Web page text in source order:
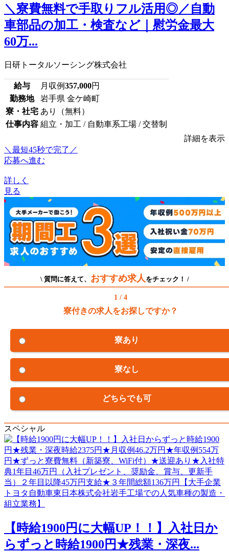
＼寮費無料で手取りフル活用◎／自動
車部品の加工・検査など｜慰労金最大
60万...
日研トータルソーシング株式会社
給与 月収例357,000円
勤務地
岩手県 金ケ崎町
寮・社宅 あり（無料）
仕事内容 組立・加工 / 自動車系工場 / 交替制
詳細を表示
＼最短45秒で完了／
応募へ進む
詳しく
見る
\ 質問に答えて、 おすすめ求人 をチェック！ /
1 / 4
寮付きの求人をお探しですか？
寮あり
寮なし
どちらでも可
スペシャル
【時給1900円に大幅UP！！】入社日か
らずっと時給1900円★残業・深夜...